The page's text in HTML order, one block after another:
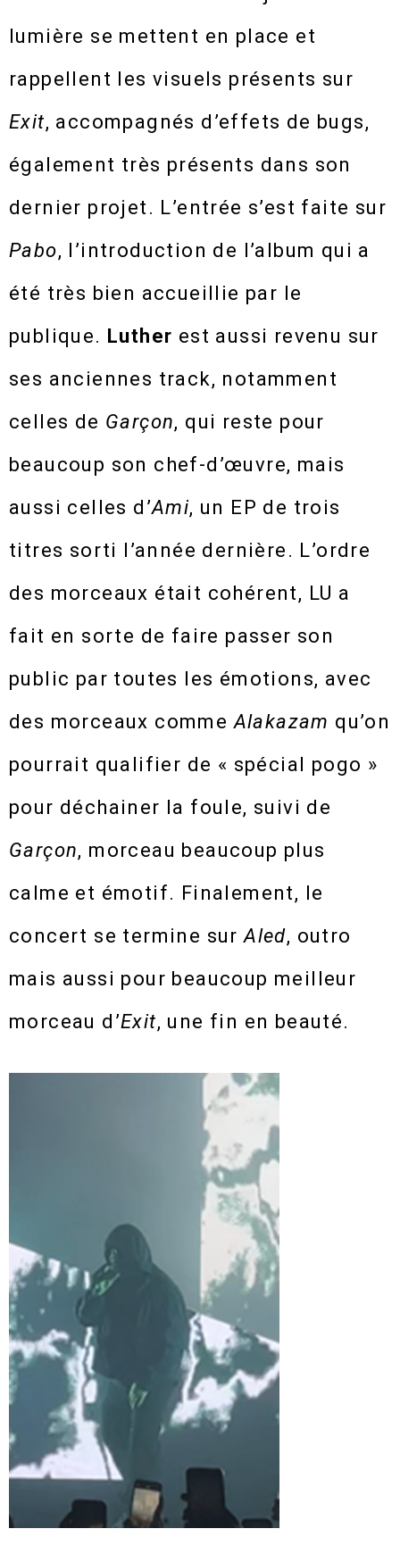
lumière se mettent en place et
rappellent les visuels présents sur
Exit, accompagnés d’effets de bugs,
également très présents dans son
dernier projet. L’entrée s’est faite sur
Pabo, l’introduction de l’album qui a
été très bien accueillie par le
publique. Luther est aussi revenu sur
ses anciennes track, notamment
celles de Garçon, qui reste pour
beaucoup son chef-d’œuvre, mais
aussi celles d’Ami, un EP de trois
titres sorti l’année dernière. L’ordre
des morceaux était cohérent, LU a
fait en sorte de faire passer son
public par toutes les émotions, avec
des morceaux commeAlakazam qu’on
pourrait qualifier de « spécial pogo »
pour déchainer la foule, suivi de
Garçon, morceau beaucoup plus
calme et émotif. Finalement, le
concert se termine surAled, outro
mais aussi pour beaucoup meilleur
morceau d’Exit, une fin en beauté.